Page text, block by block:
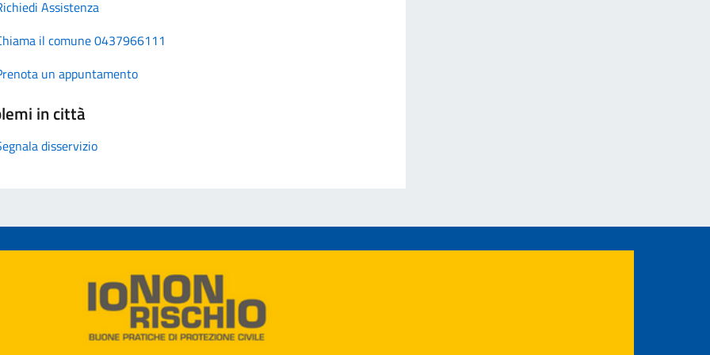
Assistenza
il comune 0437966111
un appuntamento
in città
disservizio